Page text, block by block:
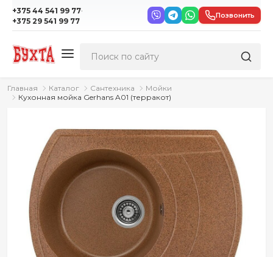
+375 44 541 99 77·
+375 29 541 99 77
Позвонить
Главная Каталог Сантехника
Мойки
Кухонная мойка Gerhans A01 (терракот)